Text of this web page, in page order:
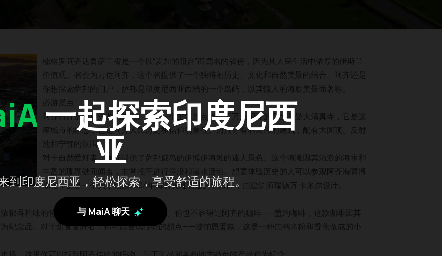
一起探索印度尼西
亚
到印度尼西亚，轻松探索，享受舒适的旅程。
与 MaiA 聊天
楠格罗阿齐达鲁萨兰省是一个以“麦加的阳台”而闻名的省份，因为其人民生活中浓厚的伊斯兰
价值观。省会为万达阿齐，这个省提供了一个独特的历史、文化和自然美景的结合。阿齐还是
你想探索萨邦的门户，萨邦是印度尼西亚西端的一个岛屿，以其惊人的海底美景而著称。
必游景点
阿齐有许多值得游览的景点。其中一个主要景点是位于万达阿齐的白土拉曼大清真寺，它是这
座城市的标志，也是阿齐人民历史和信仰的象征。清真寺有着宏伟的建筑，配有大圆顶、反射
池和宁静的氛围。
对于自然爱好者，阿齐提供了萨邦威岛的伊博伊海滩的迷人景色。这个海滩因其清澈的海水和
丰富的珊瑚礁而闻名，非常推荐进行浮潜和潜水活动。想要体验历史的人可以参观阿齐海啸博
物馆，这是一个为了纪念2004年海啸灾难而建的纪念碑，由建筑师瑞德万·卡米尔设计。
郁香料味的特色美食，配有肉类、海鲜或螃蟹。你也不容错过阿齐的咖啡——盖约咖啡，这款咖啡因其
纪念品。对于甜食爱好者，你可以尝试传统的甜点——提帕恩蛋糕，这是一种由糯米粉和香蕉做成的小